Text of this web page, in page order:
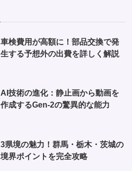
車検費用が高額に！部品交換で発
生する予想外の出費を詳しく解説
AI技術の進化：静止画から動画を
作成するGen-2の驚異的な能力
3県境の魅力！群馬・栃木・茨城の
境界ポイントを完全攻略